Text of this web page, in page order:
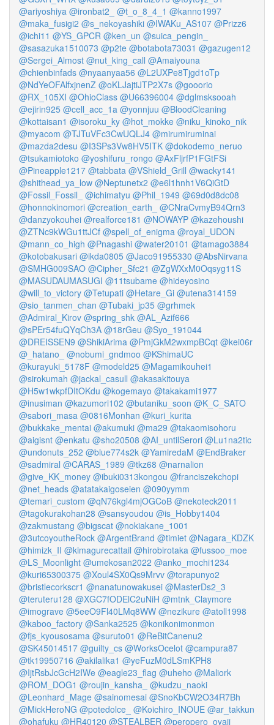
@ariyoshiya @ironbat2_ @t_o_8_4_1 @kanno1997
@maka_fusigi2 @s_nekoyashiki @IWAKu_AS107 @Prizz6
@ichi11 @YS_GPCR @ken_un @suica_pengin_
@sasazuka1510073 @p2te @botabota73031 @gazugen12
@Sergei_Almost @nut_king_call @Amaiyouna
@chienbinfads @nyaanyaa56 @L2UXPe8Tjgd1oTp
@NdYeOFAlfxjnenZ @oKLJajtiJTP2X7s @gooorio
@RX_105XI @OhioClass @U66396004 @dglmsksooah
@ejirin925 @cell_acc_1a @yonnjuu @BloodCleaning
@kottaisan1 @isoroku_ky @hot_mokke @niku_kinoko_nik
@myacom @TJTuVFc3CwUQLJ4 @mirumiruminai
@mazda2desu @I3SPs3Vw8HV5ITK @dokodemo_neruo
@tsukamiotoko @yoshifuru_rongo @AxFljrfP1FGtFSi
@Pineapple1217 @tabbata @VShield_Grill @wacky141
@shithead_ya_low @Neptunetx2 @e6l1hnh1V6QiGtD
@Fossil_Fossil_
@ichimatyu @Phil_1949 @69d0d8dc08
@honnokinomori @creation_earth_
@CNraCvmyB94Qrn3
@danzyokouhei @realforce181 @NOWAYP @kazehoushi
@ZTNc9kWGu1ttJCf @spell_of_enigma @royal_UDON
@mann_co_high @Pnagashi @water20101 @tamago3884
@kotobakusari @ikda0805 @Jaco91955330 @AbsNirvana
@SMHG009SAO @Cipher_Sfc21 @ZgWXxM0Oqsyg11S
@MASUDAUMASUGI @11tsubame @hideyosino
@will_to_victory @Tetupati @Hetare_Gi @utena314159
@sio_tanmen_chan @Tubaki_jp35 @grhmek
@Admiral_Kirov @spring_shk @AL_Azif666
@sPEr54fuQYqCh3A @18rGeu @Syo_191044
@DREISSEN9 @ShikiArima @PmjGkM2wxmpBCqt @kei06r
@_hatano_
@nobumi_gndmoo @KShimaUC
@kurayuki_5178F @modeld25 @Magamikouhei1
@sirokumah @jackal_casull @akasakitouya
@H5w1wkpfDItOKdu @kogemayo @takakami1977
@inusiman @kazumori102 @butaniku_soon @K_C_SATO
@sabori_masa @0816Monhan @kuri_kurita
@bukkake_mentai @akumuki @ma29 @takaomisohoru
@aigisnt @enkatu @sho20508 @AI_untilSerori @Lu1na2tic
@undonuts_252 @blue774s2k @YamiredaM @EndBraker
@sadmiral @CARAS_1989 @tkz68 @narnalion
@give_KK_money @ibuki0313kongou @franciszekchopi
@net_heads @atatakaigoseien @090yymm
@temari_custom @qN76kgl4mjOGCoB @nekoteck2011
@tagokurakohan28 @sansyoudou @is_Hobby1404
@zakmustang @bigscat @nokiakane_1001
@3utcoyoutheRock @ArgentBrand @timiet @Nagara_KDZK
@himizk_II @kimagurecattail @hirobirotaka @fussoo_moe
@LS_Moonlight @umekosan2022 @anko_mochi1234
@kuri65300375 @Xoul4SX0Qs9Mrvv @torapunyo2
@bristlecorkscr1 @nanatunowakusei @MasterDs2_3
@teruteru128 @XGC7fODElC2uNiH @mtnk_Claymore
@imograve @5eeO9Fl40LMq8WW @nezikure @atoll1998
@kaboo_factory @Sanka2525 @konikonimonmon
@fjs_kyousosama @suruto01 @ReBitCanenu2
@SK45014517 @guilty_cs @WorksOcelot @campura87
@tk19950716 @akilalika1 @yeFuzM0dLSmKPH8
@IjtRsbJcGcH2IWe @eagle23_flag @uheho @Maliork
@ROM_DOG1 @roujin_kansha_ @kudzu_naoki
@Leonhard_Mage @sainomesai @SnoKbCW2O34R7Bh
@MickHeroNG @potedolce_ @Koichiro_INOUE @ar_takkun
@ohafuku @HR40120 @STEALBER @peropero_oyaji